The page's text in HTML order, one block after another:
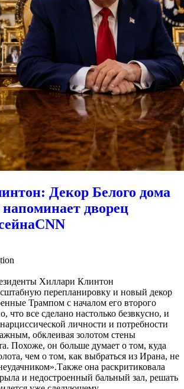
Декор Белого дома
дворец
CNN
Хиллари Клинтон
перепланировку и новый декор
Трампом с началом его второго
что все сделано настолько безвкусно, и
личности и потребности
обклеивая золотом стены
Похоже, он больше думает о том, куда
чем о том, как выбраться из Ирана, не
она раскритиковала
и недостроенный бальный зал, решать